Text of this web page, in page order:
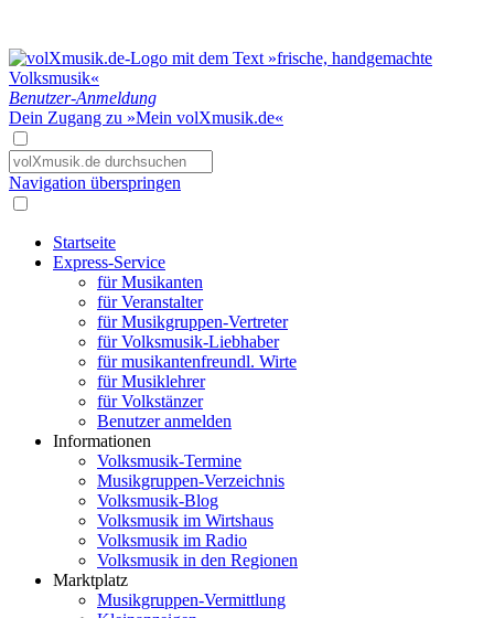
Benutzer-Anmeldung
Dein Zugang zu »Mein volXmusik.de«
Navigation überspringen
Startseite
Express-Service
für Musikanten
für Veranstalter
für Musikgruppen-Vertreter
für Volksmusik-Liebhaber
für musikantenfreundl. Wirte
für Musiklehrer
für Volkstänzer
Benutzer anmelden
Informationen
Volksmusik-Termine
Musikgruppen-Verzeichnis
Volksmusik-Blog
Volksmusik im Wirtshaus
Volksmusik im Radio
Volksmusik in den Regionen
Marktplatz
Musikgruppen-Vermittlung